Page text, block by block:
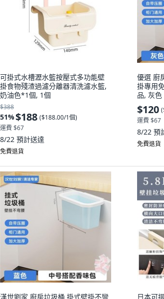
可掛式水槽瀝水籃按壓式多功能壁
掛食物殘渣過濾分離器清洗濾水籃,
奶油色*1個, 1個
$388
51%$188 ($188.00/1個)
運費 $67
8/22 預計送達
免費退貨
優選 廚
掛專用
品, 灰色
$120 (
運費 $67
8/22 預
免費退貨
漢世劉家 廚房垃圾桶 掛式壁掛不彎
日本可